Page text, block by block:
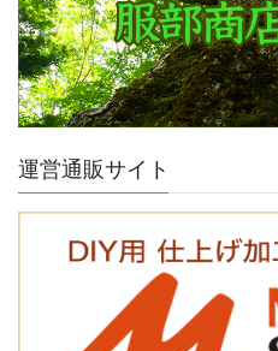
運営通販サイト